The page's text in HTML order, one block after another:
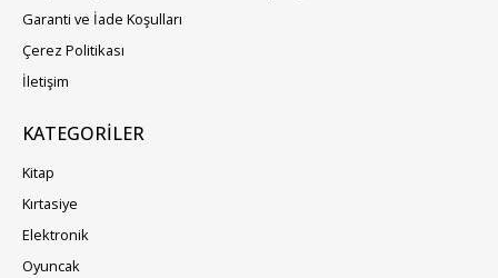
Garanti ve İade Koşulları
Çerez Politikası
İletişim
KATEGORILER
Kitap
Kırtasiye
Elektronik
Oyuncak